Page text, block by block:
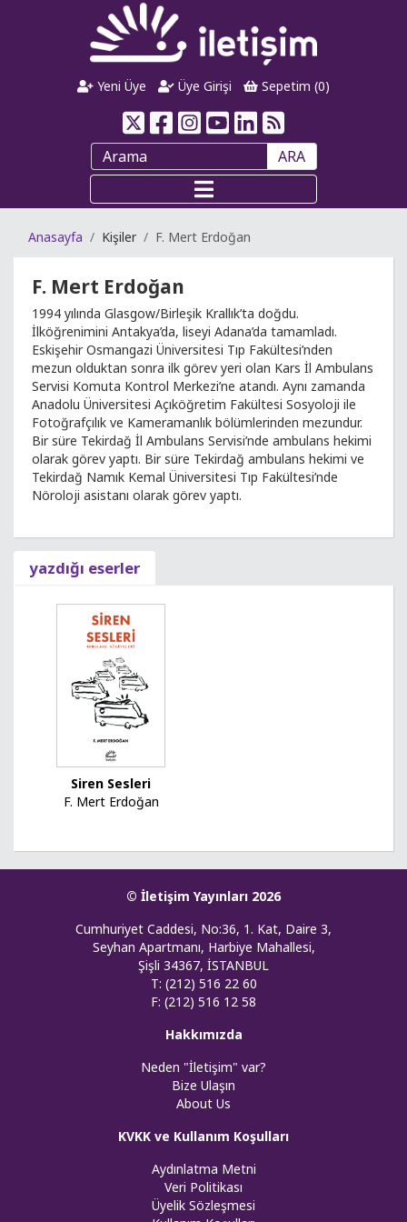
Yeni Üye Üye Girişi Sepetim (0)
ARA
Anasayfa Kişiler F. Mert Erdoğan
F. Mert Erdoğan
1994 yılında Glasgow/Birleşik Krallık’ta doğdu.
İlköğrenimini Antakya’da, liseyi Adana’da tamamladı.
Eskişehir Osmangazi Üniversitesi Tıp Fakültesi’nden
mezun olduktan sonra ilk görev yeri olan Kars İl Ambulans
Servisi Komuta Kontrol Merkezi’ne atandı. Aynı zamanda
Anadolu Üniversitesi Açıköğretim Fakültesi Sosyoloji ile
Fotoğrafçılık ve Kameramanlık bölümlerinden mezundur.
Bir süre Tekirdağ İl Ambulans Servisi’nde ambulans hekimi
olarak görev yaptı. Bir süre Tekirdağ ambulans hekimi ve
Tekirdağ Namık Kemal Üniversitesi Tıp Fakültesi’nde
Nöroloji asistanı olarak görev yaptı.
yazdığı eserler
Siren Sesleri
F. Mert Erdoğan
© İletişim Yayınları 2026
Cumhuriyet Caddesi, No:36, 1. Kat, Daire 3,
Seyhan Apartmanı, Harbiye Mahallesi,
Şişli 34367, İSTANBUL
T: (212) 516 22 60
F: (212) 516 12 58
Hakkımızda
Neden "İletişim" var?
Bize Ulaşın
About Us
KVKK ve Kullanım Koşulları
Aydınlatma Metni
Veri Politikası
Üyelik Sözleşmesi